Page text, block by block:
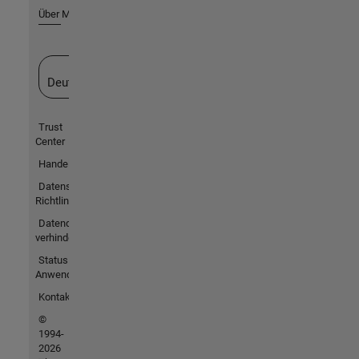
Über MathWorks
Deutschland
Trust
Center
Handelsmarken
Datenschutz-
Richtlinien
Datendiebstahl
verhindern
Status von
Anwendungen
Kontakt
©
1994-
2026